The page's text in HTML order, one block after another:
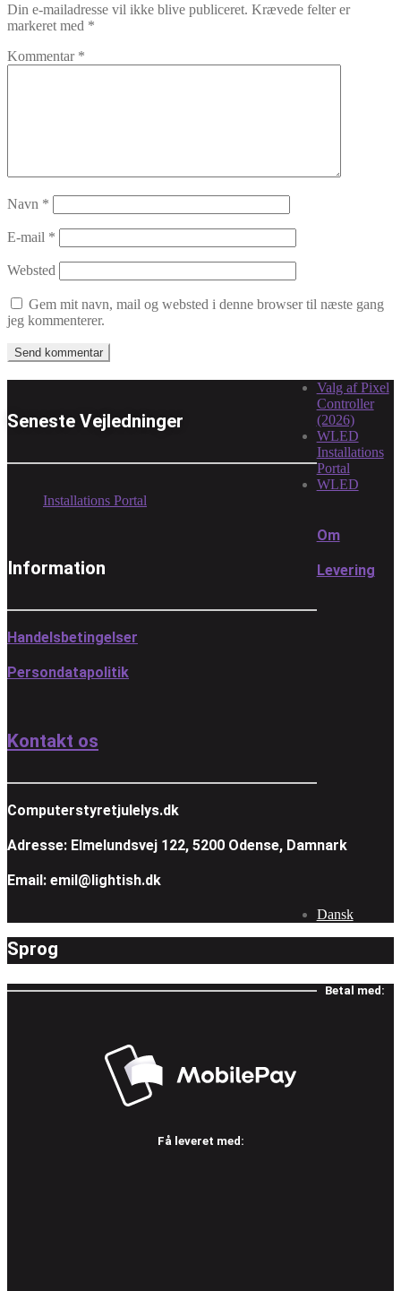
Din e-mailadresse vil ikke blive publiceret. Krævede felter er
markeret med *
Kommentar *
Navn *
E-mail *
Websted
Gem mit navn, mail og websted i denne browser til næste gang
jeg kommenterer.
Seneste Vejledninger
Valg af Pixel
Controller
(2026)
WLED
Installations
Portal
WLED
Installations Portal
Information
Om
Levering
Handelsbetingelser
Persondatapolitik
Kontakt os
Computerstyretjulelys.dk
Adresse: Elmelundsvej 122, 5200 Odense, Damnark
Email: emil@lightish.dk
Sprog
Dansk
Betal med:
Få leveret med: